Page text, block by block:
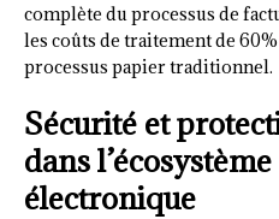
complète du processus de
les coûts de traitement de
processus papier traditionnel.
Sécurité et
dans
électronique